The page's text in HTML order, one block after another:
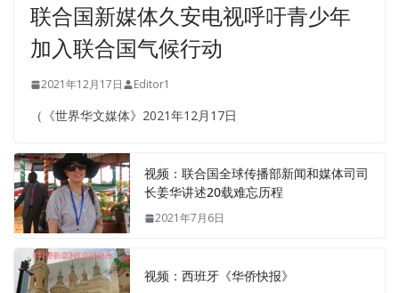
联合国新媒体久安电视呼吁青少年
加入联合国气候行动
2021年12月17日 Editor1
（《世界华文媒体》2021年12月17日
视频：联合国全球传播部新闻和媒体司司
长姜华讲述20载难忘历程
2021年7月6日
视频：西班牙《华侨快报》